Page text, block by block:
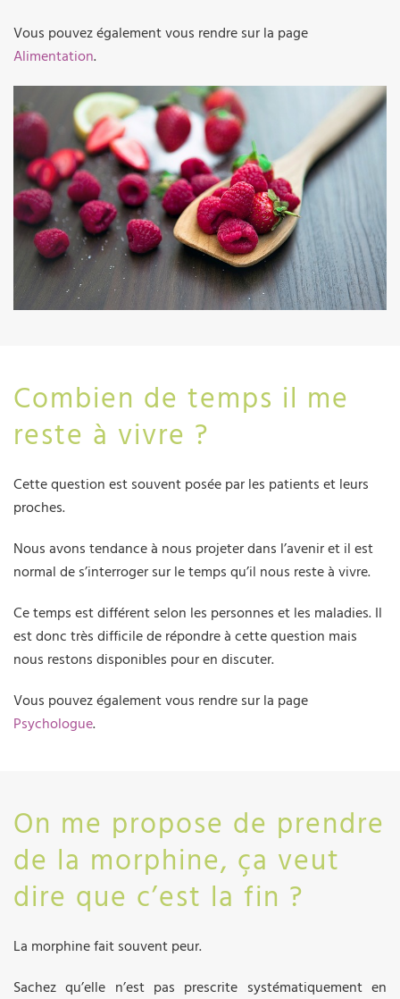
Vous pouvez également vous rendre sur la page
Alimentation.
Combien de temps il me
reste à vivre ?
Cette question est souvent posée par les patients et leurs
proches.
Nous avons tendance à nous projeter dans l’avenir et il est
normal de s’interroger sur le temps qu’il nous reste à vivre.
Ce temps est différent selon les personnes et les maladies. Il
est donc très difficile de répondre à cette question mais
nous restons disponibles pour en discuter.
Vous pouvez également vous rendre sur la page
Psychologue.
On me propose de prendre
de la morphine, ça veut
dire que c’est la fin ?
La morphine fait souvent peur.
Sachez qu’elle n’est pas prescrite systématiquement en